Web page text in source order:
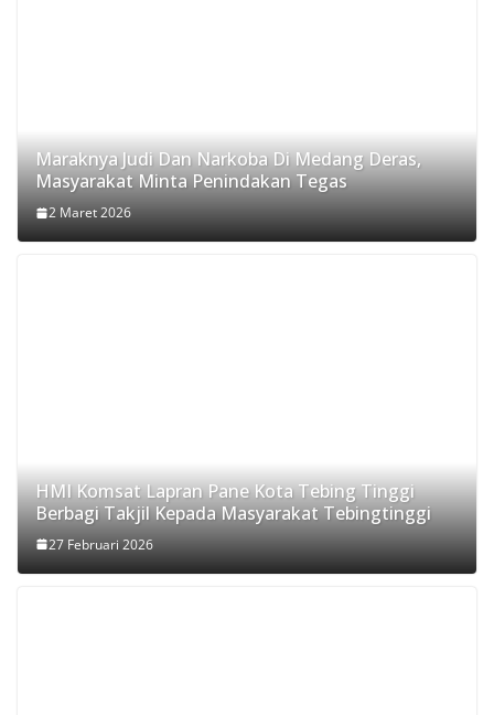
Maraknya Judi Dan Narkoba Di Medang Deras,
Masyarakat Minta Penindakan Tegas
2 Maret 2026
HMI Komsat Lapran Pane Kota Tebing Tinggi
Berbagi Takjil Kepada Masyarakat Tebingtinggi
27 Februari 2026